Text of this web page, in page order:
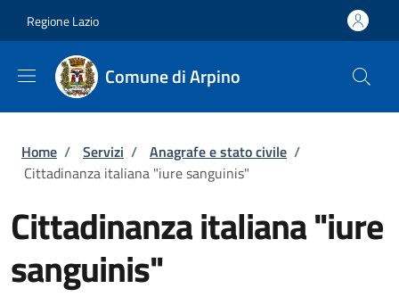
Regione Lazio
Comune di Arpino
Briciole di pane
Home / Servizi / Anagrafe e stato civile /
Cittadinanza italiana "iure sanguinis"
Cittadinanza italiana "iure
sanguinis"